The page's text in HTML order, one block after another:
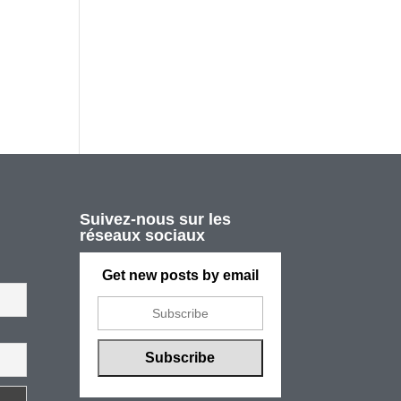
Suivez-nous sur les
réseaux sociaux
Get new posts by email